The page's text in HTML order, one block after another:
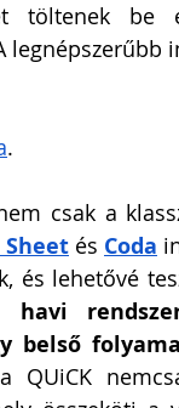
töltenek
legnépszerűbb
.
csak a
Sheet és Coda
és lehetővé
belső